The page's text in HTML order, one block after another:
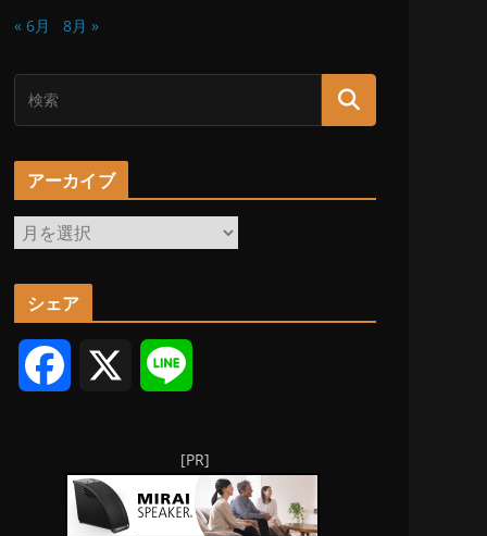
« 6月 8月 »
アーカイブ
ア
ー
カ
ブ
シェア
c
e
n
e
[PR]